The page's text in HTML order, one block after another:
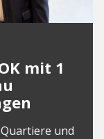
mit 1
und